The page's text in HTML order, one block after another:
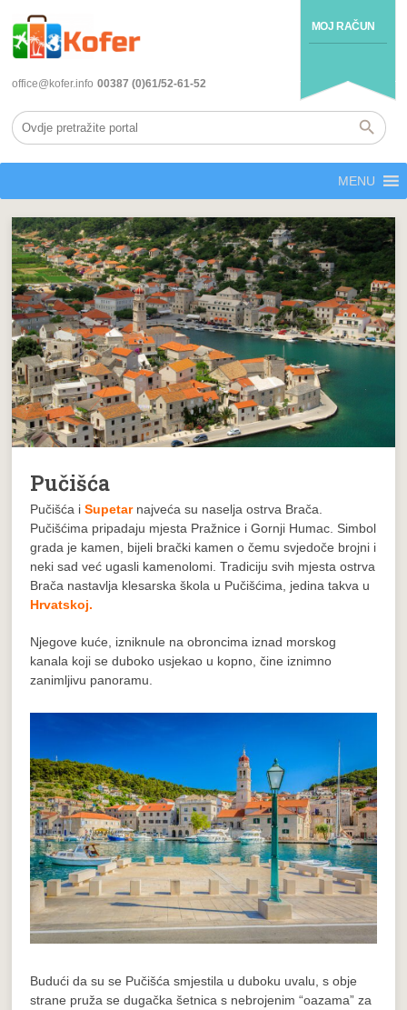
MOJ RAČUN
office@kofer.info 00387 (0)61/52-61-52
MENU
Pučišća
Pučišća iSupetarnajveća su naselja ostrva Brača.
Pučišćima pripadaju mjesta Pražnice i Gornji Humac. Simbol
grada je kamen, bijeli brački kamen o čemu svjedoče brojni i
neki sad već ugasli kamenolomi. Tradiciju svih mjesta ostrva
Brača nastavlja klesarska škola u Pučišćima, jedina takva u
Hrvatskoj.
Njegove kuće, izniknule na obroncima iznad morskog
kanala koji se duboko usjekao u kopno, čine iznimno
zanimljivu panoramu.
Budući da su se Pučišća smjestila u duboku uvalu, s obje
strane pruža se dugačka šetnica s nebrojenim “oazama” za